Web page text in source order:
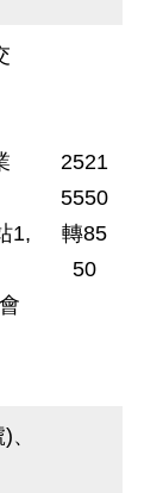
1,
2521
5550
轉85
50